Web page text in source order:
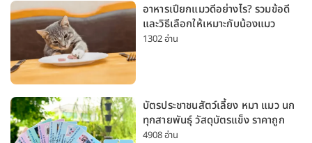
อาหารเปียกแมวดีอย่างไร? รวมข้อดี
และวิธีเลือกให้เหมาะกับน้องแมว
1302 อ่าน
บัตรประชาชนสัตว์เลี้ยง หมา แมว นก
ทุกสายพันธุ์ วัสดุบัตรแข็ง ราคาถูก
4908 อ่าน